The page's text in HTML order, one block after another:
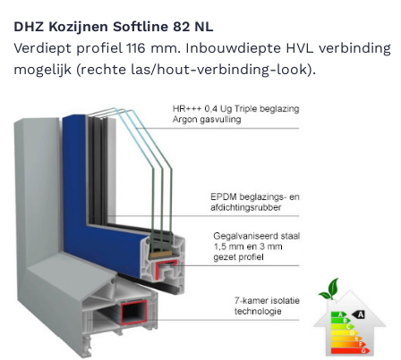
DHZ Kozijnen Softline 82 NL
Verdiept profiel 116 mm. Inbouwdiepte HVL verbinding
mogelijk (rechte las/hout-verbinding-look).